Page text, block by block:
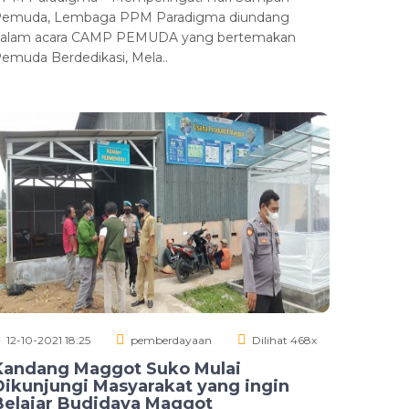
Lembaga PPM Paradigma diundang
acara CAMP PEMUDA yang bertemakan
Berdedikasi, Mela..
12-10-2021 18:25 pemberdayaan Dilihat 468x
Maggot Suko Mulai
Masyarakat yang ingin
Budidaya Maggot